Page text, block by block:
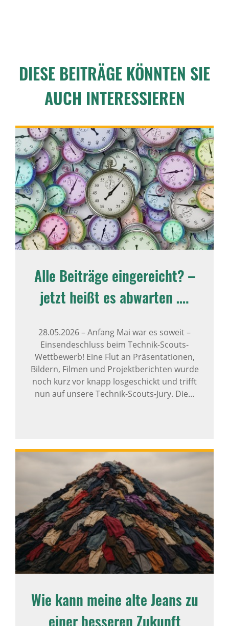
DIESE BEITRÄGE KÖNNTEN SIE
AUCH INTERESSIEREN
Alle Beiträge eingereicht? –
jetzt heißt es abwarten ….
28.05.2026–Anfang Mai war es soweit –
Einsendeschluss beim Technik-Scouts-
Wettbewerb! Eine Flut an Präsentationen,
Bildern, Filmen und Projektberichten wurde
noch kurz vor knapp losgeschickt und trifft
nun auf unsere Technik-Scouts-Jury. Die…
Wie kann meine alte Jeans zu
einer besseren Zukunft